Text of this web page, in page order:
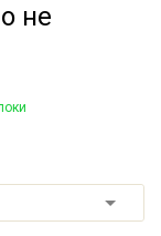
не